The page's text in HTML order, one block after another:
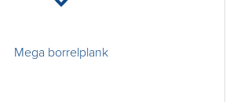
Mega borrelplank